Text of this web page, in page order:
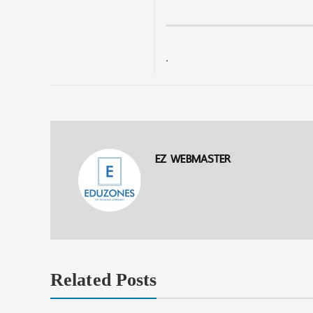
.
EZ WEBMASTER
Related Posts